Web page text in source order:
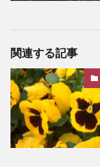
関連する記事